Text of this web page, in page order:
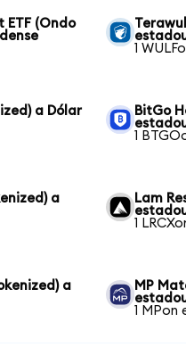
(Ondo
1
a Dólar
BitGo
1
a
Lam
1
a
MP
1 MPon